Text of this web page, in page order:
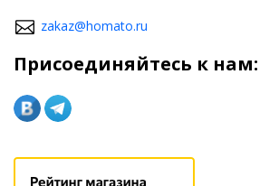
zakaz@homato.ru
Присоединяйтесь к нам: